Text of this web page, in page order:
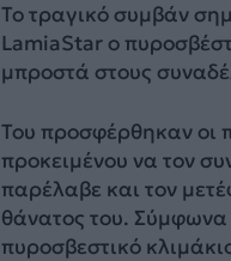
Το τραγικό συμβάν
LamiaStar ο
μπροστά στους
Του προσφέρθηκαν οι
προκειμένου να τον
παρέλαβε και τον
θάνατος του.
πυροσβεστικό